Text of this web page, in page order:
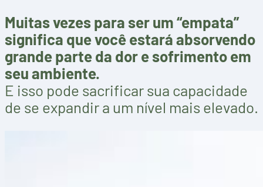
Muitas vezes para ser um “empata”
significa que você estará absorvendo
grande parte da dor e sofrimento em
seu ambiente.
E isso pode sacrificar sua capacidade
de se expandir a um nível mais elevado.